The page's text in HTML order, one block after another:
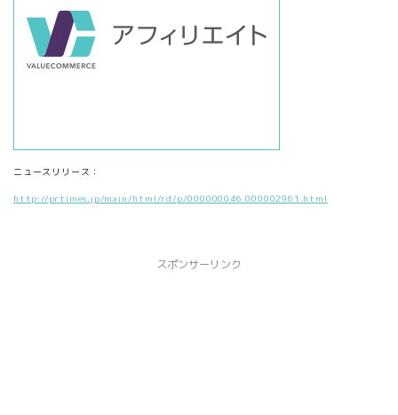
ニュースリリース：
http://prtimes.jp/main/html/rd/p/000000046.000002961.html
スポンサーリンク